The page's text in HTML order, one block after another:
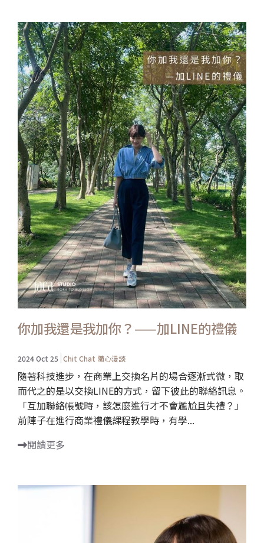
你加我還是我加你？——加LINE的禮儀
2024 Oct 25 Chit Chat 隨心漫談
隨著科技進步，在商業上交換名片的場合逐漸式微，取
而代之的是以交換LINE的方式，留下彼此的聯絡訊息。
「互加聯絡帳號時，該怎麼進行才不會尷尬且失禮？」
前陣子在進行商業禮儀課程教學時，有學...
閱讀更多